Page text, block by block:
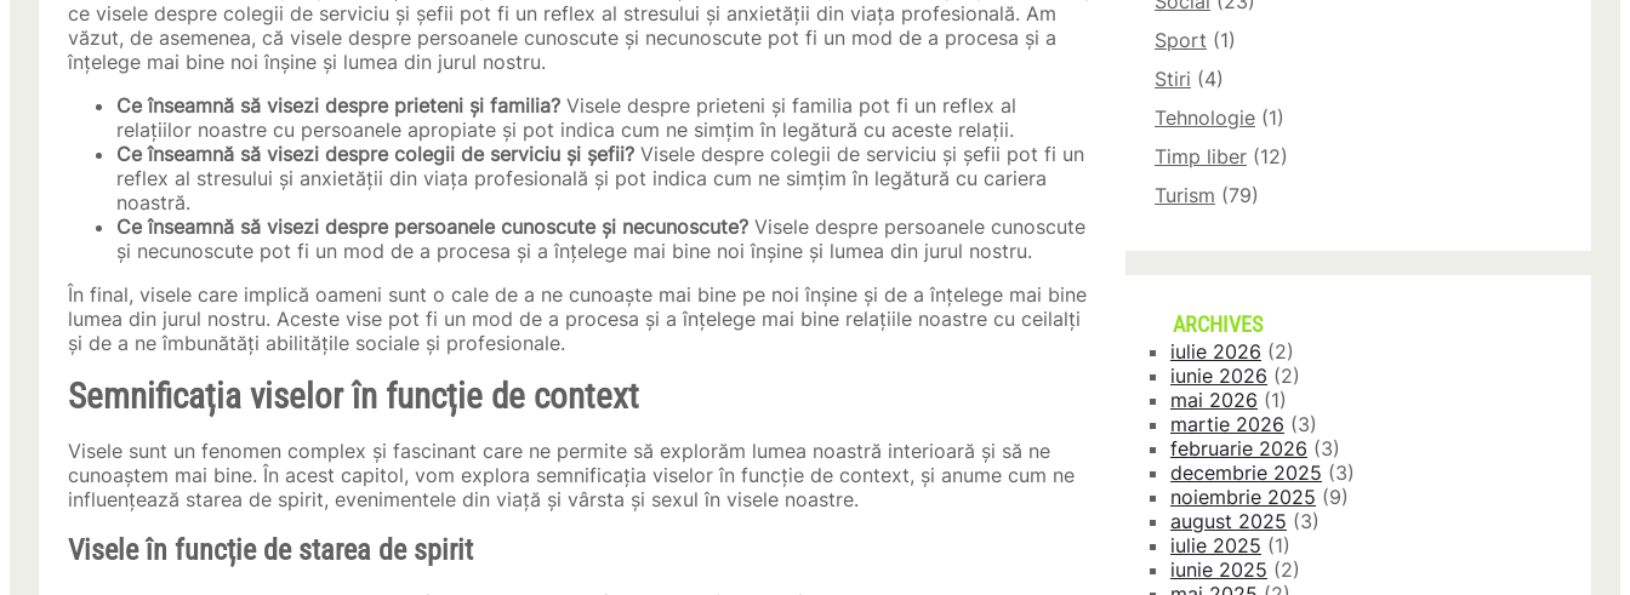
ce visele despre colegii de serviciu și șefii pot fi un reflex al stresului și anxietății din viața profesională. Am
văzut, de asemenea, că visele despre persoanele cunoscute și necunoscute pot fi un mod de a procesa și a
înțelege mai bine noi înșine și lumea din jurul nostru.
Ce înseamnă să visezi despre prieteni și familia? Visele despre prieteni și familia pot fi un reflex al
relațiilor noastre cu persoanele apropiate și pot indica cum ne simțim în legătură cu aceste relații.
Ce înseamnă să visezi despre colegii de serviciu și șefii? Visele despre colegii de serviciu și șefii pot fi un
reflex al stresului și anxietății din viața profesională și pot indica cum ne simțim în legătură cu cariera
noastră.
Ce înseamnă să visezi despre persoanele cunoscute și necunoscute? Visele despre persoanele cunoscute
și necunoscute pot fi un mod de a procesa și a înțelege mai bine noi înșine și lumea din jurul nostru.
În final, visele care implică oameni sunt o cale de a ne cunoaște mai bine pe noi înșine și de a înțelege mai bine
lumea din jurul nostru. Aceste vise pot fi un mod de a procesa și a înțelege mai bine relațiile noastre cu ceilalți
și de a ne îmbunătăți abilitățile sociale și profesionale.
Semnificația viselor în funcție de context
Visele sunt un fenomen complex și fascinant care ne permite să explorăm lumea noastră interioară și să ne
cunoaștem mai bine. În acest capitol, vom explora semnificația viselor în funcție de context, și anume cum ne
influențează starea de spirit, evenimentele din viață și vârsta și sexul în visele noastre.
Visele în funcție de starea de spirit
Sport (1)
Stiri (4)
Tehnologie (1)
Timp liber (12)
Turism (79)
ARCHIVES
iulie 2026 (2)
iunie 2026 (2)
mai 2026 (1)
martie 2026 (3)
februarie 2026 (3)
decembrie 2025 (3)
noiembrie 2025 (9)
august 2025 (3)
iulie 2025 (1)
iunie 2025 (2)